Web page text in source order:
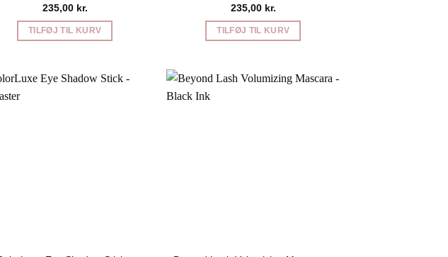
235,00 kr.
TILFØJ TIL KURV
235,00 kr.
TILFØJ TIL KURV